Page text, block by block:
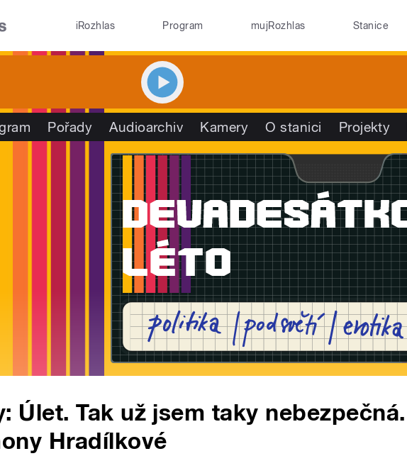
iRozhlas Program mujRozhlas Stanice
Pořady Audioarchiv Kamery O stanici Projekty
Úlet. Tak už jsem taky nebezpečná.
Hradílkové